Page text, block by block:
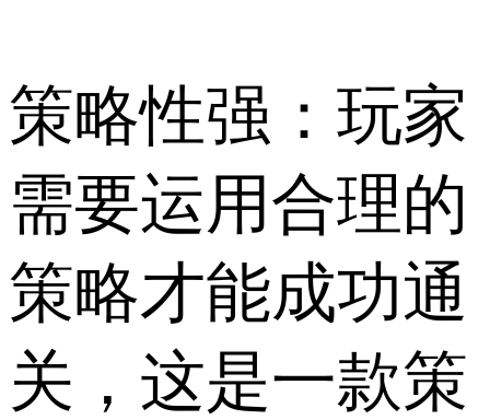
策略性强：玩家
需要运用合理的
策略才能成功通
关，这是一款策